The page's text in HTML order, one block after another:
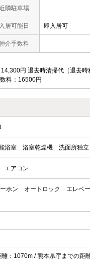
隣駐車場
入居可能日 即入居可
介手数料
円 退去時清掃代（退去
料：16500円
浴室 浴室乾燥機 洗面所独立
エアコン
ホン オートロック エレベ
：1070m / 熊本県庁までの